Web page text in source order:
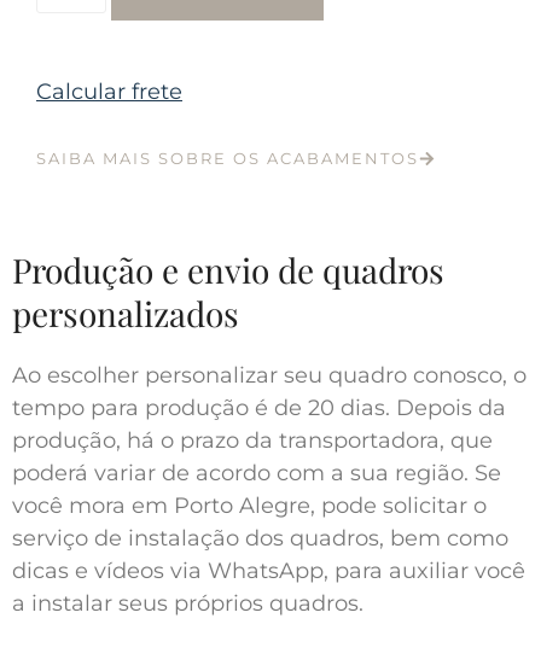
Calcular frete
SAIBA MAIS SOBRE OS ACABAMENTOS
Produção e envio de quadros
personalizados
Ao escolher personalizar seu quadro conosco, o
tempo para produção é de 20 dias. Depois da
produção, há o prazo da transportadora, que
poderá variar de acordo com a sua região. Se
você mora em Porto Alegre, pode solicitar o
serviço de instalação dos quadros, bem como
dicas e vídeos via WhatsApp, para auxiliar você
a instalar seus próprios quadros.